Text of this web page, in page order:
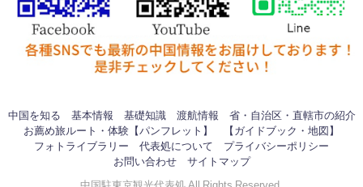
中国を知る 基本情報 基礎知識 渡航情報
省・自治区・直轄市の紹介
お薦め旅ルート・体験【パンフレット】
【ガイドブック・地図】
フォトライブラリー
代表処について
プライバシーポリシー
お問い合わせ
サイトマップ